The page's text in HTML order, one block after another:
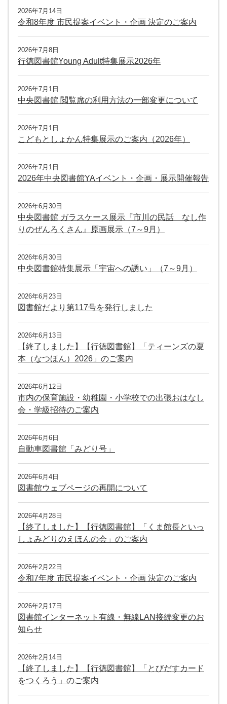
2026年7月14日
令和8年度 市民提案イベント・企画 決定のご案内
2026年7月8日
行徳図書館Young Adult特集展示2026年
2026年7月1日
中央図書館 閲覧席の利用方法の一部変更について
2026年7月1日
こどもとしょかん特集展示のご案内（2026年）
2026年7月1日
2026年中央図書館YAイベント・企画・展示開催報告
2026年6月30日
中央図書館 ガラスケース展示『市川の民話 なし作
りのぜんろくさん』原画展示（7～9月）
2026年6月30日
中央図書館特集展示「宇宙への誘い」（7～9月）
2026年6月23日
図書館だより第117号を発行しました
2026年6月13日
【終了しました】【行徳図書館】「ティーンズの夏
本（なつほん）2026」のご案内
2026年6月12日
市内の保育施設・幼稚園・小学校での出張おはなし
会・学級招待のご案内
2026年6月6日
自動車図書館「みどり号」
2026年6月4日
図書館ウェブページの再開について
2026年4月28日
【終了しました】【行徳図書館】「くま館長といっ
しょみどりのえほんの会」のご案内
2026年2月22日
令和7年度 市民提案イベント・企画 決定のご案内
2026年2月17日
図書館インターネット有線・無線LAN接続変更のお
知らせ
2026年2月14日
【終了しました】【行徳図書館】「とびだすカード
をつくろう」のご案内